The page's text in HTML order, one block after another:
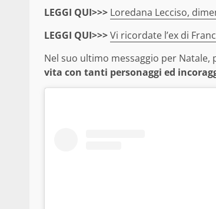
LEGGI QUI>>> Loredana Lecciso,
LEGGI QUI>>>Vi ricordate l’ex di
Nel suo ultimo messaggio per Natale,
vita con tanti personaggi ed